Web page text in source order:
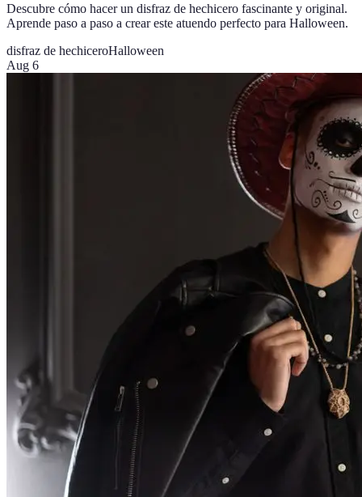
Descubre cómo hacer un disfraz de hechicero fascinante y original.
Aprende paso a paso a crear este atuendo perfecto para Halloween.
disfraz de hechiceroHalloween
Aug 6